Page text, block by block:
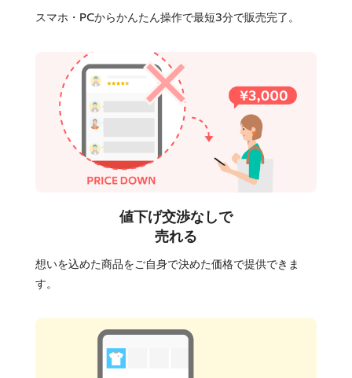
スマホ・PCからかんたん操作で最短3分で販売完了。
値下げ交渉なしで
売れる
想いを込めた商品をご自身で決めた価格で提供できま
す。